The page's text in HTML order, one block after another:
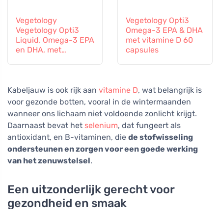
Vegetology
Vegetology Opti3
Liquid. Omega-3 EPA
en DHA, met
Vegetology Opti3
Omega-3 EPA & DHA
met vitamine D 60
capsules
Kabeljauw is ook rijk aan vitamine D, wat belangrijk is
voor gezonde botten, vooral in de wintermaanden
wanneer ons lichaam niet voldoende zonlicht krijgt.
Daarnaast bevat het selenium, dat fungeert als
antioxidant, en B-vitaminen, die de stofwisseling
ondersteunen en zorgen voor een goede werking
van het zenuwstelsel.
Een uitzonderlijk gerecht voor
gezondheid en smaak